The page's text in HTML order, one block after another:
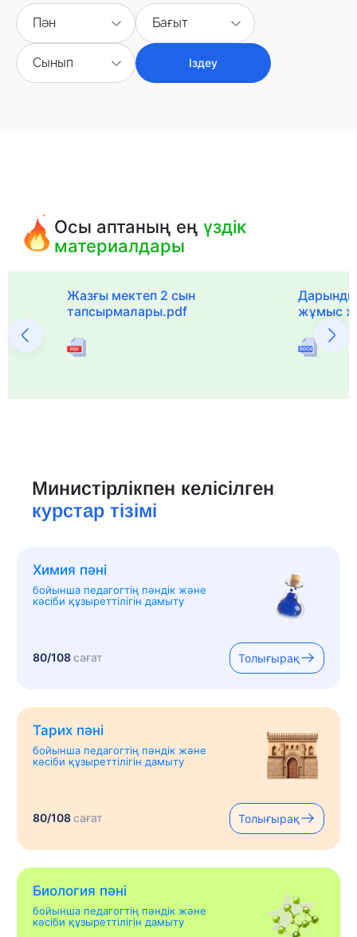
Пән Бағыт
Сынып Іздеу
Осы аптаның еңүздік
материалдары
Жазғы мектеп 2 сын
тапсырмалары.pdf
жұмыс
Министірлікпен келісілген
курстар тізімі
Химия пәні
бойынша педагогтің пәндік және
кәсіби құзыреттілігін дамыту
80/108сағат Толығырақ
Тарих пәні
бойынша педагогтің пәндік және
кәсіби құзыреттілігін дамыту
80/108сағат Толығырақ
Биология пәні
бойынша педагогтің пәндік және
кәсіби құзыреттілігін дамыту